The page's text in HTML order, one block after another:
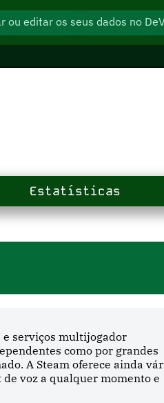
ou editar os seus dados no
Estatísticas
serviços multijogador
como por grandes
A Steam oferece ainda
voz a qualquer momento e